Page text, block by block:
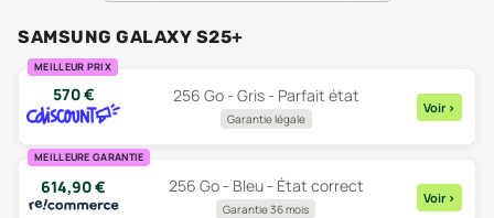
SAMSUNG GALAXY S25+
MEILLEUR PRIX
570€ 256 Go - Gris - Parfait état
Garantie légale
Voir >
MEILLEURE GARANTIE
614,90€ 256 Go - Bleu - État correct
Garantie 36 mois
Voir >